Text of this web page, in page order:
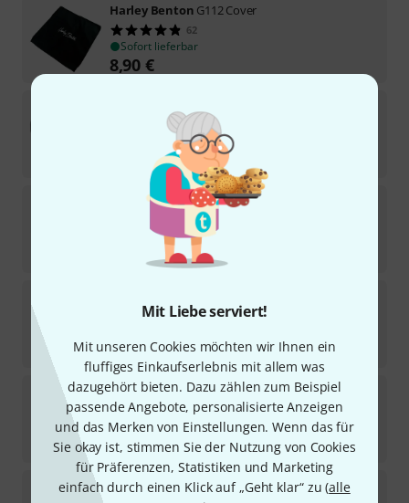
Mit Liebe serviert!
Mit unseren Cookies möchten wir Ihnen ein
fluffiges Einkaufserlebnis mit allem was
dazugehört bieten. Dazu zählen zum Beispiel
passende Angebote, personalisierte Anzeigen
und das Merken von Einstellungen. Wenn das für
Sie okay ist, stimmen Sie der Nutzung von Cookies
für Präferenzen, Statistiken und Marketing
einfach durch einen Klick auf „Geht klar“ zu (alle
Harley Benton G112 Cover
62
Sofort lieferbar
8,90 €
Sofort lieferbar
Harley BentonSpaceShip Hook & Loop Tape 3M
1078
Sofort lieferbar
50
24,90 €
Harley BentonC-Guitar 3/4 Accessory Pack
13
Sofort lieferbar
20,90€
Harley BentonSpaceship Power 50C